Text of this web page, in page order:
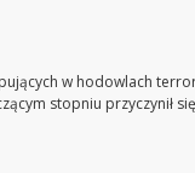
w hodowlach
stopniu przyczynił